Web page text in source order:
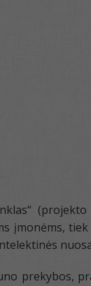
(projekto
prekybos,